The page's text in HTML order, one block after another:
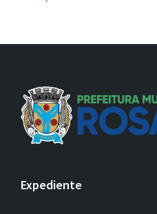
Expediente